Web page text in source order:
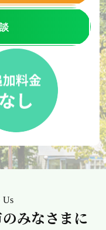
のみなさまに
Us